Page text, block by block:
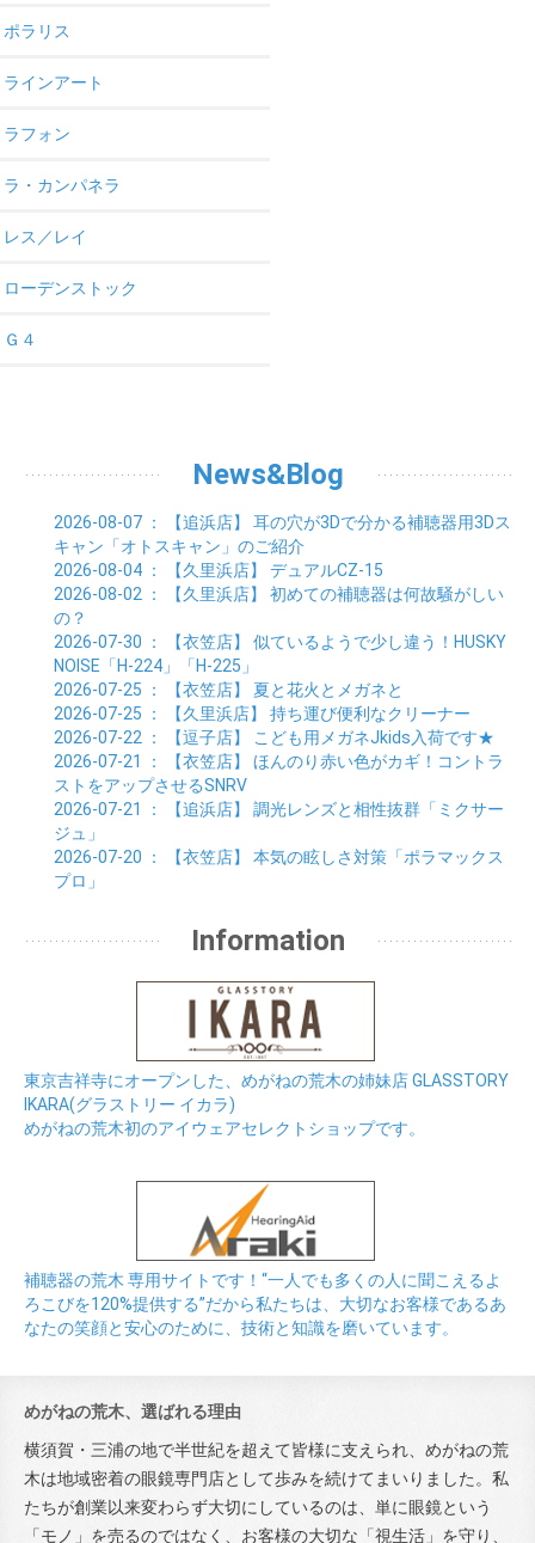
ポラリス
ラインアート
ラフォン
ラ・カンパネラ
レス／レイ
ローデンストック
Ｇ４
News&Blog
2026-08-07 ： 【追浜店】 耳の穴が3Dで分かる補聴器用3Dス
キャン「オトスキャン」のご紹介
2026-08-04 ： 【久里浜店】 デュアルCZ-15
2026-08-02 ： 【久里浜店】 初めての補聴器は何故騒がしい
の？
2026-07-30 ： 【衣笠店】 似ているようで少し違う！HUSKY
NOISE「H-224」「H-225」
2026-07-25 ： 【衣笠店】 夏と花火とメガネと
2026-07-25 ： 【久里浜店】 持ち運び便利なクリーナー
2026-07-22 ： 【逗子店】
こども用メガネJkids入荷です★
2026-07-21
： 【衣笠店】 ほんのり赤い色がカギ！コントラ
ストをアップさせるSNRV
2026-07-21
： 【追浜店】 調光レンズと相性抜群「ミクサー
ジュ」
2026-07-20 ： 【衣笠店】 本気の眩しさ対策「ポラマックス
プロ」
Information
東京吉祥寺にオープンした、めがねの荒木の姉妹店 GLASSTORY
IKARA(グラストリー イカラ)
めがねの荒木初のアイウェアセレクトショップです。
補聴器の荒木 専用サイトです！“一人でも多くの人に聞こえるよ
ろこびを120%提供する”だから私たちは、大切なお客様であるあ
なたの笑顔と安心のために、技術と知識を磨いています。
めがねの荒木、選ばれる理由
横須賀・三浦の地で半世紀を超えて皆様に支えられ、めがねの荒
木は地域密着の眼鏡専門店として歩みを続けてまいりました。私
たちが創業以来変わらず大切にしているのは、単に眼鏡という
「モノ」を売るのではなく、お客様の大切な「視生活」を守り、